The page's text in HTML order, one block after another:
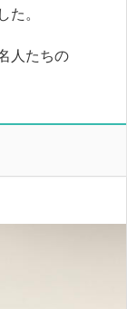
。
人たちの